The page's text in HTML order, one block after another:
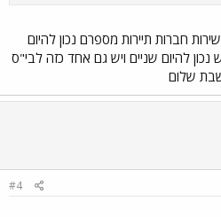
חברות תיירות מספרם נכון להיום
להיום שניים ויש גם אחד כזה לבי"ס
שלום
#4